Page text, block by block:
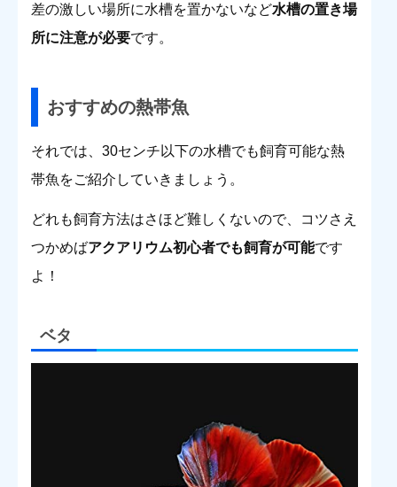
差の激しい場所に水槽を置かないなど水槽の置き場
所に注意が必要です。
おすすめの熱帯魚
それでは、30センチ以下の水槽でも飼育可能な熱
帯魚をご紹介していきましょう。
どれも飼育方法はさほど難しくないので、コツさえ
つかめばアクアリウム初心者でも飼育が可能です
よ！
ベタ